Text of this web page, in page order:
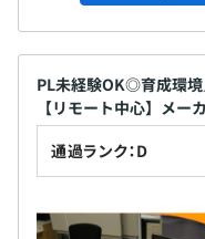
PL未経験OK◎育成環境
【リモート中心】メー
通過ランク：D